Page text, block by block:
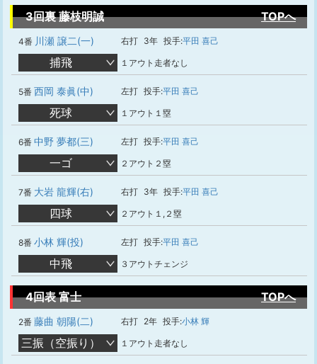
3回裏 藤枝明誠 TOPへ
4番 川瀬 譲二(一) 右打 3年 投手:平田 喜己
捕飛 １アウト走者なし
5番 西岡 泰眞(中) 左打 投手:平田 喜己
死球 １アウト１塁
6番 中野 夢都(三) 左打 投手:平田 喜己
一ゴ ２アウト２塁
7番 大岩 龍輝(右) 右打 3年 投手:平田 喜己
四球 ２アウト１,２塁
8番 小林 輝(投) 左打 投手:平田 喜己
中飛 ３アウトチェンジ
4回表 富士 TOPへ
2番 藤曲 朝陽(二) 右打 2年 投手:小林 輝
三振（空振り） １アウト走者なし